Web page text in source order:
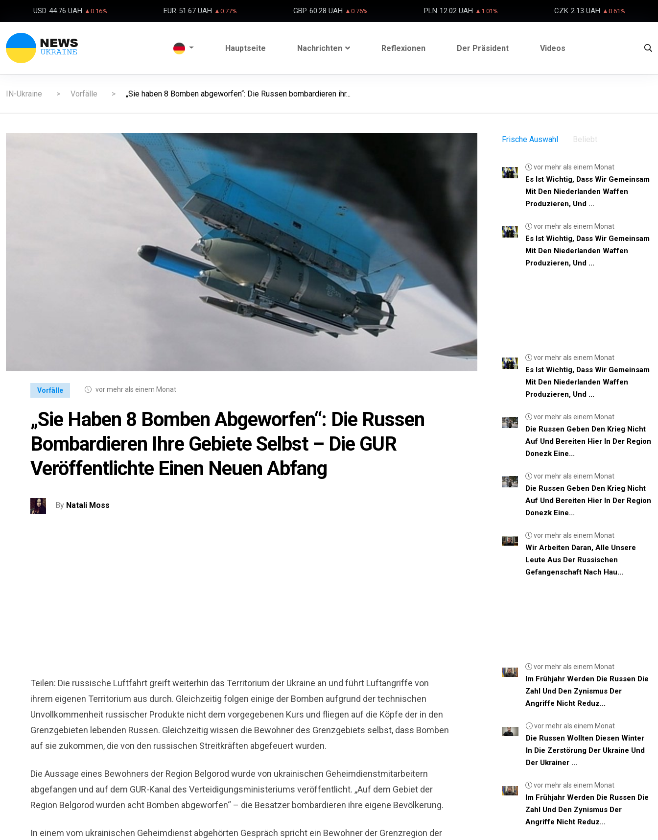
USD 44.76 UAH ▲0.16% EUR 51.67 UAH ▲0.77% GBP 60.28 UAH ▲0.76% PLN 12.02 UAH ▲1.01% CZK 2.13 UAH ▲0.61%
Hauptseite Nachrichten Reflexionen Der Präsident Videos
IN-Ukraine Vorfälle „Sie haben 8 Bomben abgeworfen“: Die Russen bombardieren ihr...
Vorfälle vor mehr als einem Monat
„Sie Haben 8 Bomben Abgeworfen“: Die Russen
Bombardieren Ihre Gebiete Selbst – Die GUR
Veröffentlichte Einen Neuen Abfang
By Natali Moss
Teilen: Die russische Luftfahrt greift weiterhin das Territorium der Ukraine an und führt Luftangriffe von
ihrem eigenen Territorium aus durch. Gleichzeitig folgen einige der Bomben aufgrund der technischen
Unvollkommenheit russischer Produkte nicht dem vorgegebenen Kurs und fliegen auf die Köpfe der in den
Grenzgebieten lebenden Russen. Gleichzeitig wissen die Bewohner des Grenzgebiets selbst, dass Bomben
auf sie zukommen, die von den russischen Streitkräften abgefeuert wurden.
Die Aussage eines Bewohners der Region Belgorod wurde von ukrainischen Geheimdienstmitarbeitern
abgefangen und auf dem GUR-Kanal des Verteidigungsministeriums veröffentlicht. „Auf dem Gebiet der
Region Belgorod wurden acht Bomben abgeworfen“ – die Besatzer bombardieren ihre eigene Bevölkerung.
In einem vom ukrainischen Geheimdienst abgehörten Gespräch spricht ein Bewohner der Grenzregion der
Frische Auswahl Beliebt
vor mehr als einem Monat
Es Ist Wichtig, Dass Wir Gemeinsam
Mit Den Niederlanden Waffen
Produzieren, Und ...
vor mehr als einem Monat
Es Ist Wichtig, Dass Wir Gemeinsam
Mit Den Niederlanden Waffen
Produzieren, Und ...
vor mehr als einem Monat
Es Ist Wichtig, Dass Wir Gemeinsam
Mit Den Niederlanden Waffen
Produzieren, Und ...
vor mehr als einem Monat
Die Russen Geben Den Krieg Nicht
Auf Und Bereiten Hier In Der Region
Donezk Eine...
vor mehr als einem Monat
Die Russen Geben Den Krieg Nicht
Auf Und Bereiten Hier In Der Region
Donezk Eine...
vor mehr als einem Monat
Wir Arbeiten Daran, Alle Unsere
Leute Aus Der Russischen
Gefangenschaft Nach Hau...
vor mehr als einem Monat
Im Frühjahr Werden Die Russen Die
Zahl Und Den Zynismus Der
Angriffe Nicht Reduz...
vor mehr als einem Monat
Die Russen Wollten Diesen Winter
In Die Zerstörung Der Ukraine Und
Der Ukrainer ...
vor mehr als einem Monat
Im Frühjahr Werden Die Russen Die
Zahl Und Den Zynismus Der
Angriffe Nicht Reduz...